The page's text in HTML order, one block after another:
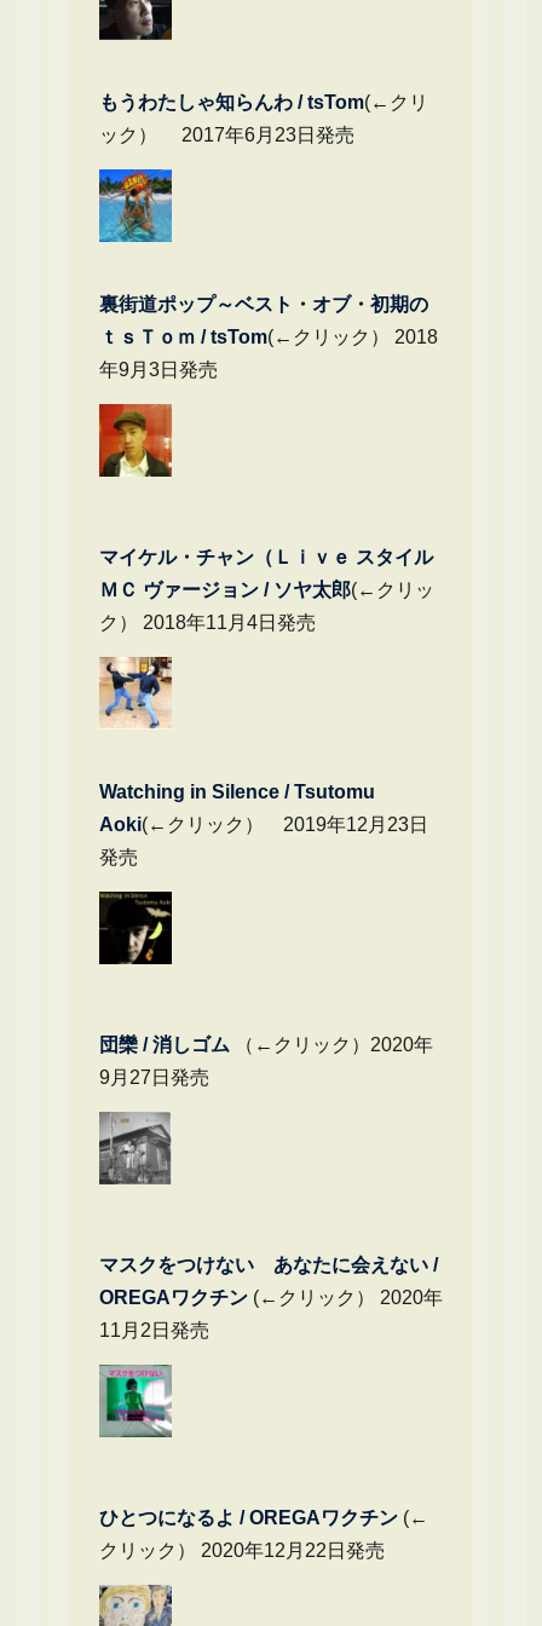
もうわたしゃ知らんわ / tsTom(←クリ
ック） 2017年6月23日発売
裏街道ポップ～ベスト・オブ・初期の
ｔｓＴｏｍ / tsTom(←クリック） 2018
年9月3日発売
マイケル・チャン（Ｌｉｖｅ スタイル
ＭＣ ヴァージョン / ソヤ太郎(←クリッ
ク） 2018年11月4日発売
Watching in Silence / Tsutomu
Aoki(←クリック） 2019年12月23日
発売
団欒 / 消しゴム （←クリック）2020年
9月27日発売
マスクをつけない あなたに会えない /
OREGAワクチン(←クリック） 2020年
11月2日発売
ひとつになるよ / OREGAワクチン(←
クリック） 2020年12月22日発売